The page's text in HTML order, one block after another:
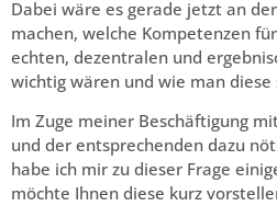
Dabei wäre es gerade jetzt an
machen, welche Kompetenzen
echten, dezentralen und
wichtig wären und wie man diese
Im Zuge meiner Beschäftigung
und der entsprechenden dazu
habe ich mir zu dieser Frage
möchte Ihnen diese kurz